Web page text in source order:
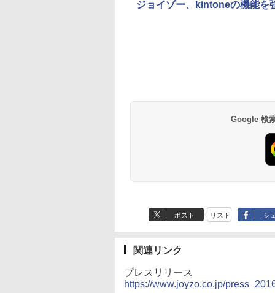
ジョイゾー、kintoneの機能を
Google 検
ポスト リスト シ
関連リンク
プレスリリース
https://www.joyzo.co.jp/